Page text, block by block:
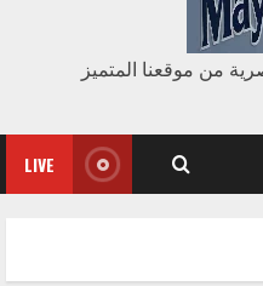
من موقعنا المتميز
LIVE